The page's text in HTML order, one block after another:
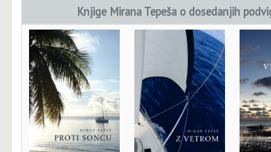
Knjige Mirana Tepeša o dosedanjih